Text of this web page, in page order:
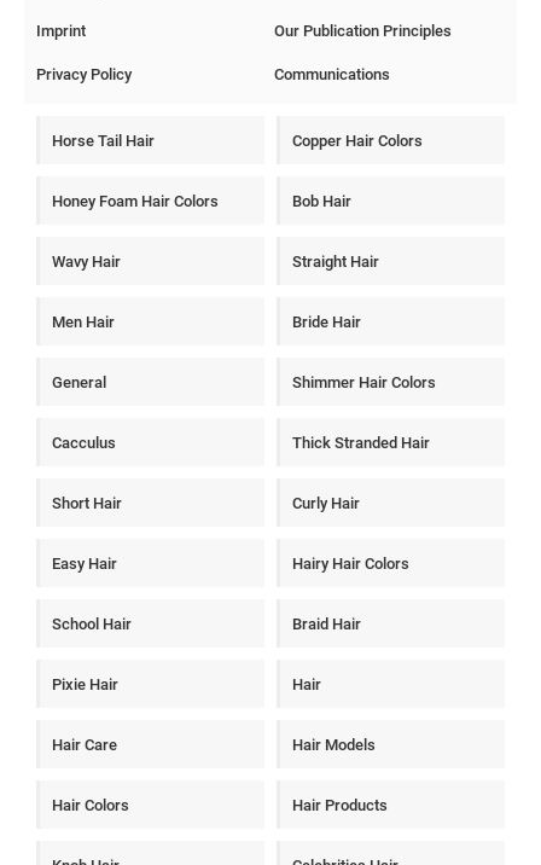
Imprint
Our Publication Principles
Privacy Policy
Communications
Horse Tail Hair Copper Hair Colors
Honey Foam Hair Colors Bob Hair
Wavy Hair Straight Hair
Men Hair Bride Hair
General Shimmer Hair Colors
Cacculus Thick Stranded Hair
Short Hair Curly Hair
Easy Hair Hairy Hair Colors
School Hair Braid Hair
Pixie Hair Hair
Hair Care Hair Models
Hair Colors Hair Products